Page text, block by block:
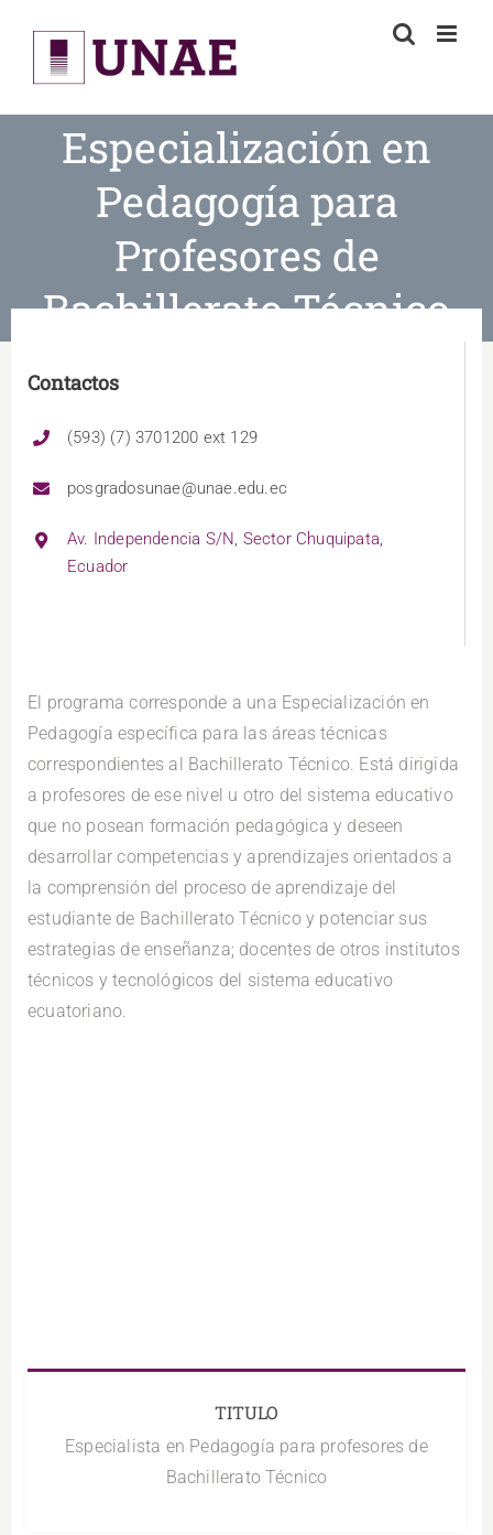
content
Especialización en
Pedagogía para
Profesores de
Bachillerato Técnico
Contactos
(593) (7) 3701200 ext 129
posgradosunae@unae.edu.ec
Av. Independencia S/N, Sector Chuquipata,
Ecuador
El programa corresponde a una Especialización en
Pedagogía específica para las áreas técnicas
correspondientes al Bachillerato Técnico. Está dirigida
a profesores de ese nivel u otro del sistema educativo
que no posean formación pedagógica y deseen
desarrollar competencias y aprendizajes orientados a
la comprensión del proceso de aprendizaje del
estudiante de Bachillerato Técnico y potenciar sus
estrategias de enseñanza; docentes de otros institutos
técnicos y tecnológicos del sistema educativo
ecuatoriano.
TITULO
Especialista en Pedagogía para profesores de
Bachillerato Técnico